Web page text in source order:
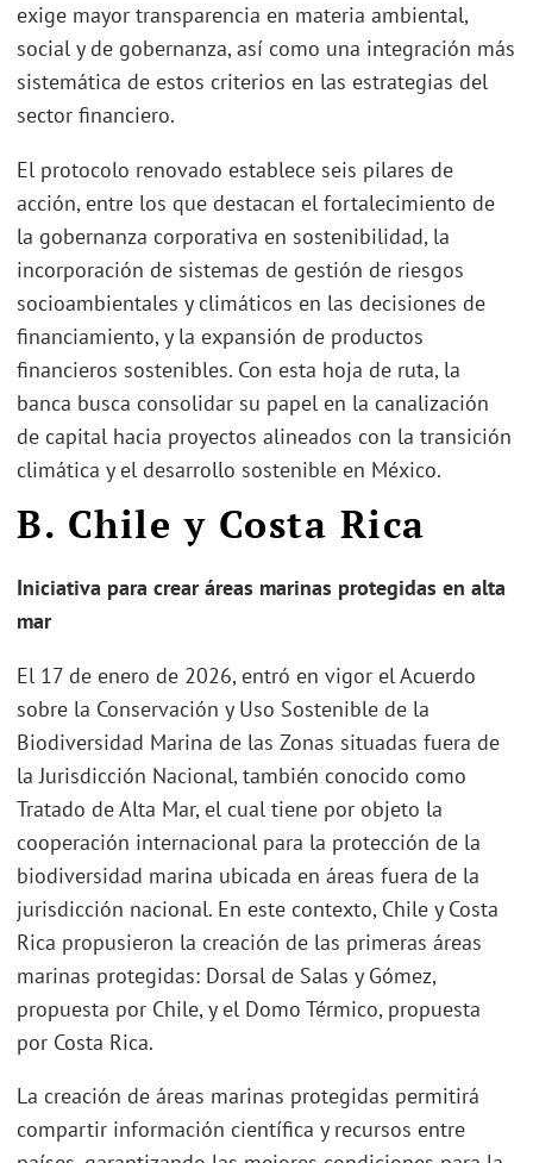
exige mayor transparencia en materia ambiental,
social y de gobernanza, así como una integración más
sistemática de estos criterios en las estrategias del
sector financiero.
El protocolo renovado establece seis pilares de
acción, entre los que destacan el fortalecimiento de
la gobernanza corporativa en sostenibilidad, la
incorporación de sistemas de gestión de riesgos
socioambientales y climáticos en las decisiones de
financiamiento, y la expansión de productos
financieros sostenibles. Con esta hoja de ruta, la
banca busca consolidar su papel en la canalización
de capital hacia proyectos alineados con la transición
climática y el desarrollo sostenible en México.
B. Chile y Costa Rica
Iniciativa para crear áreas marinas protegidas en alta
mar
El 17 de enero de 2026, entró en vigor el Acuerdo
sobre la Conservación y Uso Sostenible de la
Biodiversidad Marina de las Zonas situadas fuera de
la Jurisdicción Nacional, también conocido como
Tratado de Alta Mar, el cual tiene por objeto la
cooperación internacional para la protección de la
biodiversidad marina ubicada en áreas fuera de la
jurisdicción nacional. En este contexto, Chile y Costa
Rica propusieron la creación de las primeras áreas
marinas protegidas: Dorsal de Salas y Gómez,
propuesta por Chile, y el Domo Térmico, propuesta
por Costa Rica.
La creación de áreas marinas protegidas permitirá
compartir información científica y recursos entre